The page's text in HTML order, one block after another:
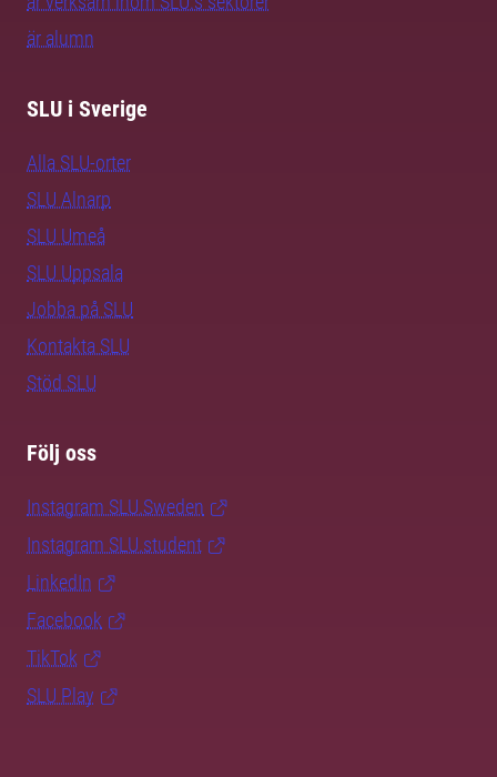
är alumn
SLU i Sverige
Alla SLU-orter
SLU Alnarp
SLU Umeå
SLU Uppsala
Jobba på SLU
Kontakta SLU
Stöd SLU
Följ oss
Instagram SLU.Sweden
Instagram SLU.student
LinkedIn
Facebook
TikTok
SLU Play